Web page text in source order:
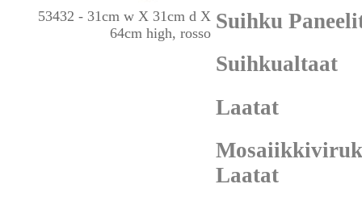
53432 - 31cm w X 31cm d X
64cm high, rosso
Suihku
Suihkualtaat
Laatat
Laatat